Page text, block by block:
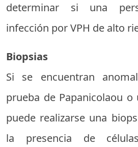
determinar si una
infección por VPH de alto
Biopsias
Si se encuentran
prueba de Papanicolaou
puede realizarse una
la presencia de